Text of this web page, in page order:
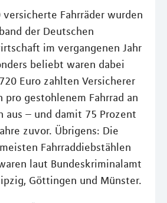
Fahrräder wurden
der Deutschen
im vergangenen Jahr
beliebt waren dabei
Euro zahlten Versicherer
gestohlenem Fahrrad an
aus – und damit 75 Prozent
zuvor. Übrigens: Die
Fahrraddiebstählen
laut Bundeskriminalamt
Göttingen und Münster.